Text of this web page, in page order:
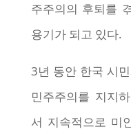
주주의의 후퇴를
용기가 되고 있다.
3년 동안 한국 시
민주주의를 지지
서 지속적으로 미